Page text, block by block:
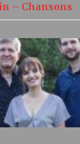
– Chansons